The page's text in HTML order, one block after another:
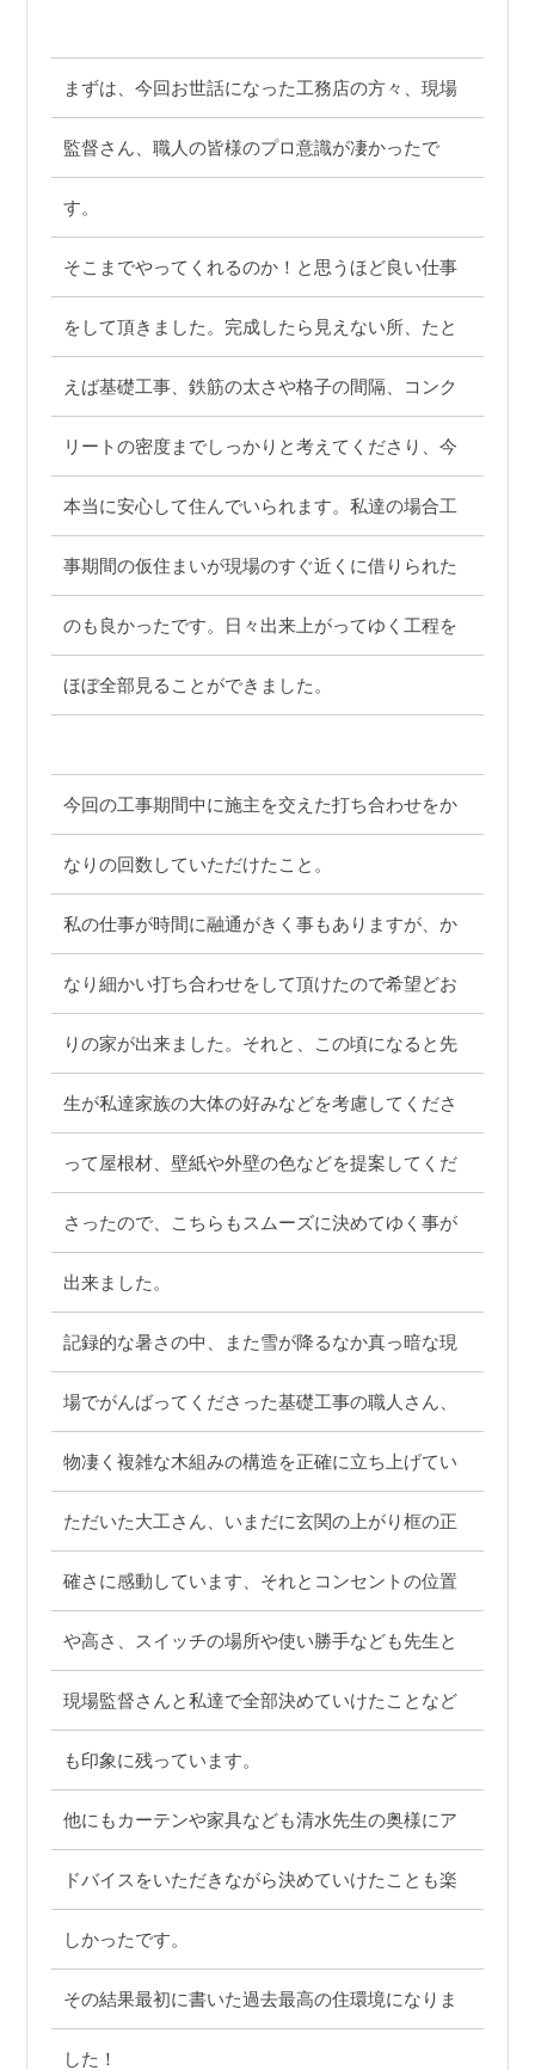
まずは、今回お世話になった工務店の方々、現場
監督さん、職人の皆様のプロ意識が凄かったで
す。
そこまでやってくれるのか！と思うほど良い仕事
をして頂きました。完成したら見えない所、たと
えば基礎工事、鉄筋の太さや格子の間隔、コンク
リートの密度までしっかりと考えてくださり、今
本当に安心して住んでいられます。私達の場合工
事期間の仮住まいが現場のすぐ近くに借りられた
のも良かったです。日々出来上がってゆく工程を
ほぼ全部見ることができました。
今回の工事期間中に施主を交えた打ち合わせをか
なりの回数していただけたこと。
私の仕事が時間に融通がきく事もありますが、か
なり細かい打ち合わせをして頂けたので希望どお
りの家が出来ました。それと、この頃になると先
生が私達家族の大体の好みなどを考慮してくださ
って屋根材、壁紙や外壁の色などを提案してくだ
さったので、こちらもスムーズに決めてゆく事が
出来ました。
記録的な暑さの中、また雪が降るなか真っ暗な現
場でがんばってくださった基礎工事の職人さん、
物凄く複雑な木組みの構造を正確に立ち上げてい
ただいた大工さん、いまだに玄関の上がり框の正
確さに感動しています、それとコンセントの位置
や高さ、スイッチの場所や使い勝手なども先生と
現場監督さんと私達で全部決めていけたことなど
も印象に残っています。
他にもカーテンや家具なども清水先生の奥様にア
ドバイスをいただきながら決めていけたことも楽
しかったです。
その結果最初に書いた過去最高の住環境になりま
した！